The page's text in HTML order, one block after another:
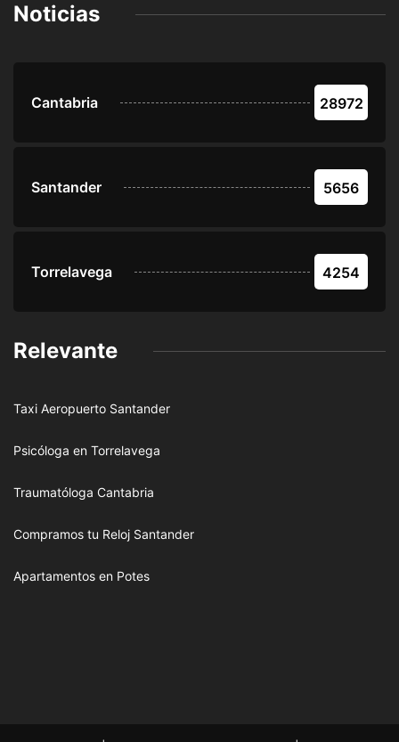
Noticias
Cantabria 28972
Santander 5656
Torrelavega 4254
Relevante
Taxi Aeropuerto Santander
Psicóloga en Torrelavega
Traumatóloga Cantabria
Compramos tu Reloj Santander
Apartamentos en Potes